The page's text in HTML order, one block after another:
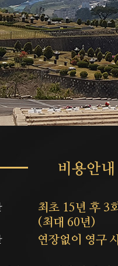
최초 15년 후 3
(최대 60년)
연장없이 영구